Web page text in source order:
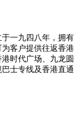
一九四八年，拥有
客户提供往返香港
时代广场、九龙圆
士专线及香港直通